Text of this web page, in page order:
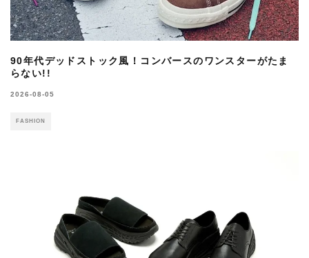
90年代デッドストック風！コンバースのワンスターがたま
らない!!
2026-08-05
FASHION